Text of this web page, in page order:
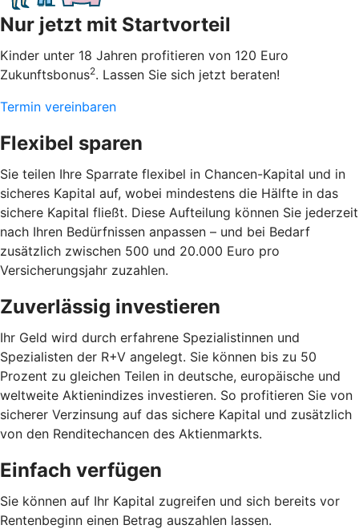
Nur jetzt mit Startvorteil
Kinder unter 18 Jahren profitieren von 120 Euro
Zukunftsbonus2. Lassen Sie sich jetzt beraten!
Termin vereinbaren
Flexibel sparen
Sie teilen Ihre Sparrate flexibel in Chancen-Kapital und in
sicheres Kapital auf, wobei mindestens die Hälfte in das
sichere Kapital fließt. Diese Aufteilung können Sie jederzeit
nach Ihren Bedürfnissen anpassen – und bei Bedarf
zusätzlich zwischen 500 und 20.000 Euro pro
Versicherungsjahr zuzahlen.
Zuverlässig investieren
Ihr Geld wird durch erfahrene Spezialistinnen und
Spezialisten der R+V angelegt. Sie können bis zu 50
Prozent zu gleichen Teilen in deutsche, europäische und
weltweite Aktienindizes investieren. So profitieren Sie von
sicherer Verzinsung auf das sichere Kapital und zusätzlich
von den Renditechancen des Aktienmarkts.
Einfach verfügen
Sie können auf Ihr Kapital zugreifen und sich bereits vor
Rentenbeginn einen Betrag auszahlen lassen.